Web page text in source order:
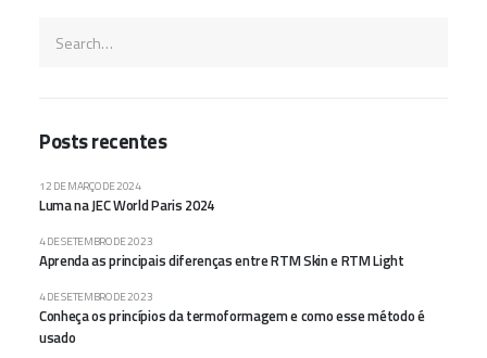
Posts recentes
Luma na JEC World Paris 2024
12 DE MARÇO DE 2024
Aprenda as principais diferenças entre RTM Skin e RTM Light
4 DE SETEMBRO DE 2023
Conheça os princípios da termoformagem e como esse método é
usado
4 DE SETEMBRO DE 2023